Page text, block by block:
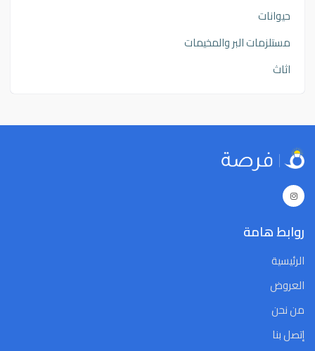
حيوانات
مستلزمات البر والمخيمات
اثاث
روابط هامة
الرئيسية
العروض
من نحن
إتصل بنا